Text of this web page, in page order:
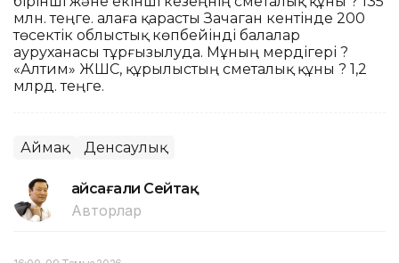
млн. теңге. Қалаға қарасты Зачаган кентінде 200
төсектік облыстық көпбейінді балалар
ауруханасы тұрғызылуда. Мұның мердігері ?
«Алтим» ЖШС, құрылыстың сметалық құны ? 1,2
млрд. теңге.
Аймақ Денсаулық
Ғайсағали Сейтақ
Авторлар